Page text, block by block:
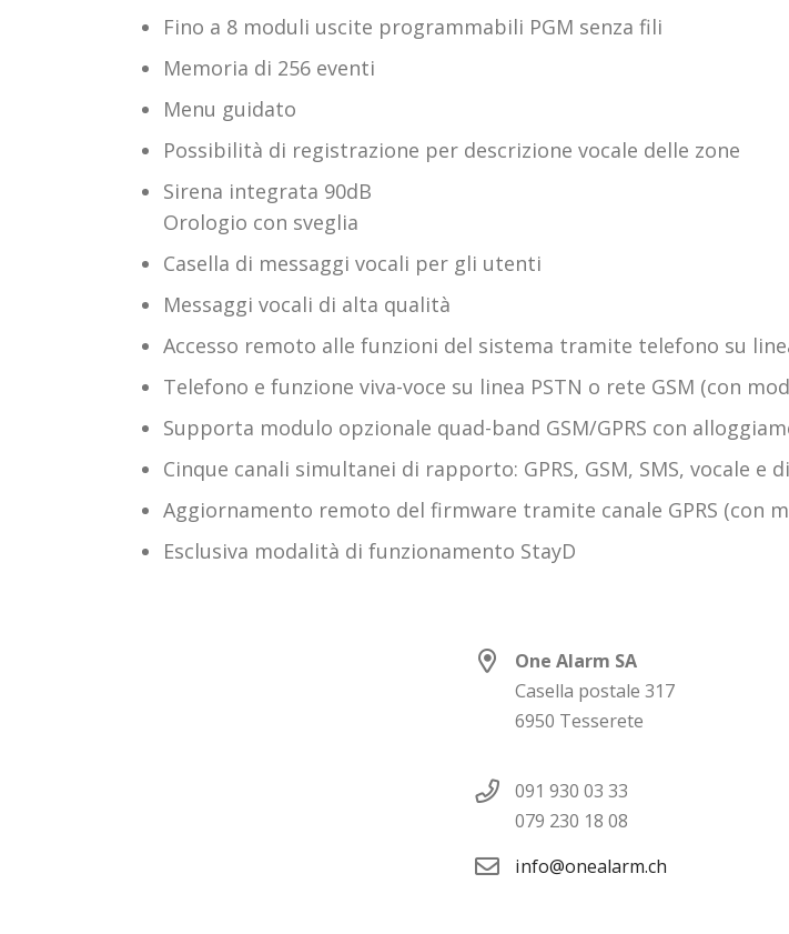
Fino a 8 moduli uscite programmabili PGM senza fili
Memoria di 256 eventi
Menu guidato
Possibilità di registrazione per descrizione vocale delle zone
Sirena integrata 90dB
Orologio con sveglia
Casella di messaggi vocali per gli utenti
Messaggi vocali di alta qualità
Accesso remoto alle funzioni del sistema tramite telefono su
Telefono e funzione viva-voce su linea PSTN o rete GSM (con
Supporta modulo opzionale quad-band GSM/GPRS con
Cinque canali simultanei di rapporto: GPRS, GSM, SMS, vocale e
Aggiornamento remoto del firmware tramite canale GPRS (con
Esclusiva modalità di funzionamento StayD
One Alarm SA
Casella postale 317
6950 Tesserete
091 930 03 33
079 230 18 08
info@onealarm.ch